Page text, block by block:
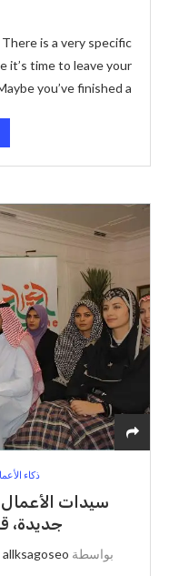
is a very specific
it’s time to leave your
you’ve finished a …
ذكاء
جديدة،
بواسطة allksagoseo